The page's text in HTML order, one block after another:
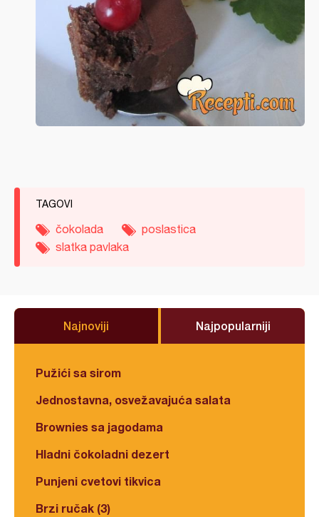
TAGOVI
čokolada
poslastica
slatka pavlaka
Najnoviji Najpopularniji
Pužići sa sirom
Jednostavna, osvežavajuća salata
Brownies sa jagodama
Hladni čokoladni dezert
Punjeni cvetovi tikvica
Brzi ručak (3)